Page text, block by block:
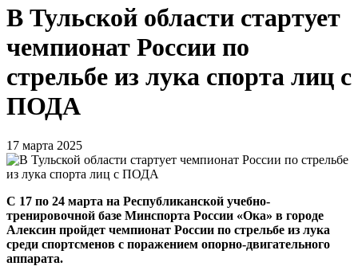
В Тульской области стартует
чемпионат России по
стрельбе из лука спорта лиц с
ПОДА
17 марта 2025
С 17 по 24 марта на Республиканской учебно-
тренировочной базе Минспорта России «Ока» в городе
Алексин пройдет чемпионат России по стрельбе из лука
среди спортсменов с поражением опорно-двигательного
аппарата.